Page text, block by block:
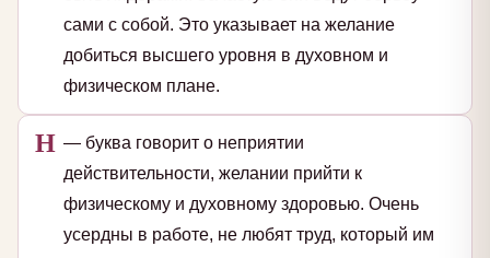
сами с собой. Это указывает на желание
добиться высшего уровня в духовном и
физическом плане.
Н — буква говорит о неприятии
действительности, желании прийти к
физическому и духовному здоровью. Очень
усердны в работе, не любят труд, который им